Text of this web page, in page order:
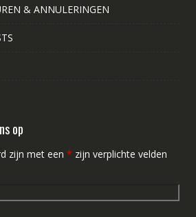
& ANNULERINGEN
op
zijn met een * zijn verplichte velden